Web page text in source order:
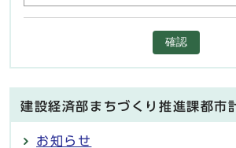
確認
建設経済部まちづくり推進課都市
お知らせ